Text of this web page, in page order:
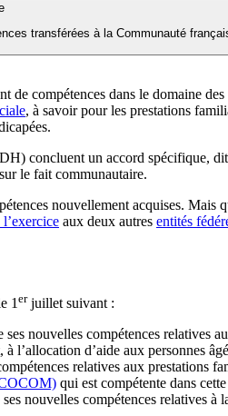
transférées à la Communauté
de compétences dans le domaine
, à savoir pour les prestations
concluent un accord spécifique,
sur le fait communautaire.
nouvellement acquises.
aux deux autres entités
1 erjuillet suivant :
nouvelles compétences relatives
l’allocation d’aide aux personnes
relatives aux prestations
qui est compétente dans
nouvelles compétences relatives